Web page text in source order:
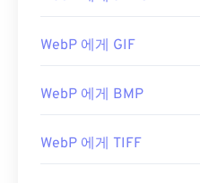
WebP 에게 GIF
WebP 에게 BMP
WebP 에게 TIFF